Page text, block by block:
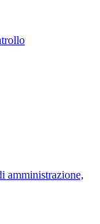
amministrazione,